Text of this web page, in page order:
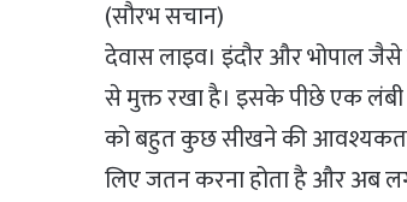
(सौरभ सचान)
देवास लाइव। इंदौर और भोपाल
से मुक्त रखा है। इसके पीछे एक लंबी
को बहुत कुछ सीखने की आवश्यकता
लिए जतन करना होता है और अब